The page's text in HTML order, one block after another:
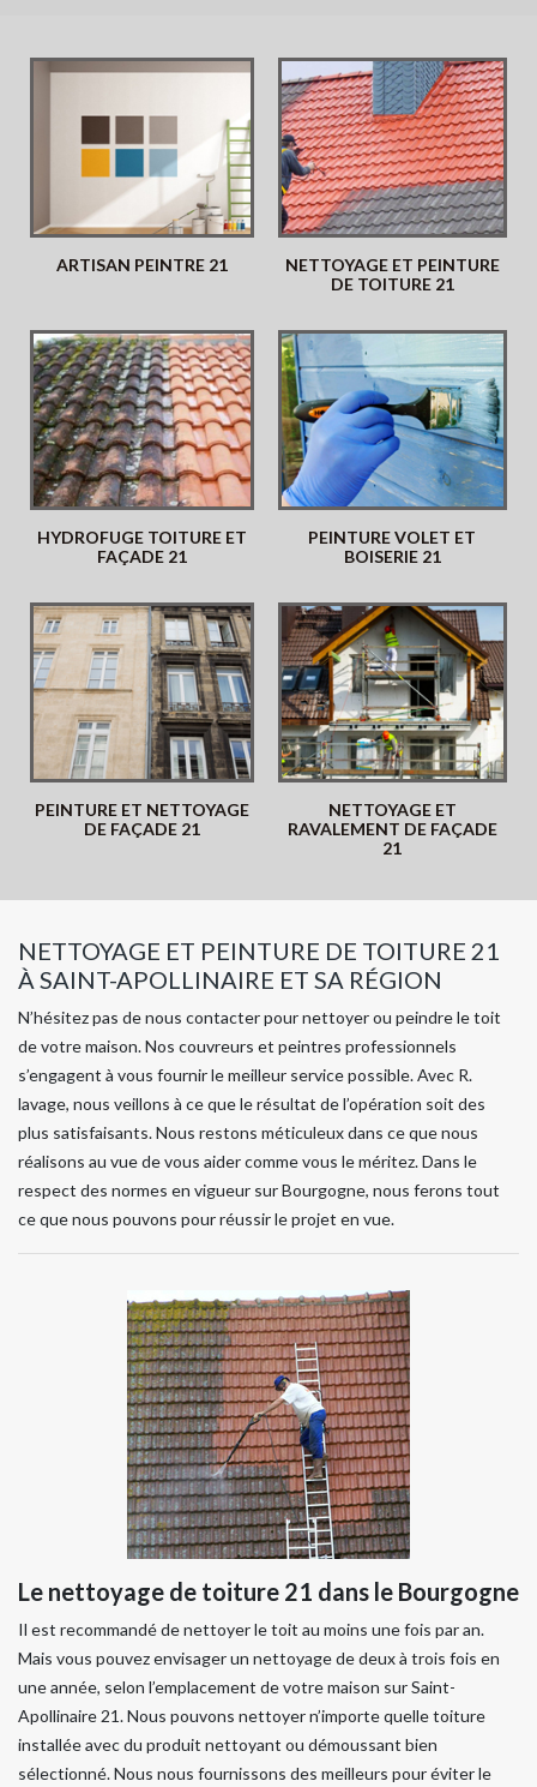
ARTISAN PEINTRE 21
NETTOYAGE ET PEINTURE
DE TOITURE 21
HYDROFUGE TOITURE ET
FAÇADE 21
PEINTURE VOLET ET
BOISERIE 21
PEINTURE ET NETTOYAGE
DE FAÇADE 21
NETTOYAGE ET
RAVALEMENT DE FAÇADE
21
NETTOYAGE ET PEINTURE DE TOITURE 21
À SAINT-APOLLINAIRE ET SA RÉGION
N’hésitez pas de nous contacter pour nettoyer ou peindre le toit
de votre maison. Nos couvreurs et peintres professionnels
s’engagent à vous fournir le meilleur service possible. Avec R.
lavage, nous veillons à ce que le résultat de l’opération soit des
plus satisfaisants. Nous restons méticuleux dans ce que nous
réalisons au vue de vous aider comme vous le méritez. Dans le
respect des normes en vigueur sur Bourgogne, nous ferons tout
ce que nous pouvons pour réussir le projet en vue.
Le nettoyage de toiture 21 dans le Bourgogne
Il est recommandé de nettoyer le toit au moins une fois par an.
Mais vous pouvez envisager un nettoyage de deux à trois fois en
une année, selon l’emplacement de votre maison sur Saint-
Apollinaire 21. Nous pouvons nettoyer n’importe quelle toiture
installée avec du produit nettoyant ou démoussant bien
sélectionné. Nous nous fournissons des meilleurs pour éviter le